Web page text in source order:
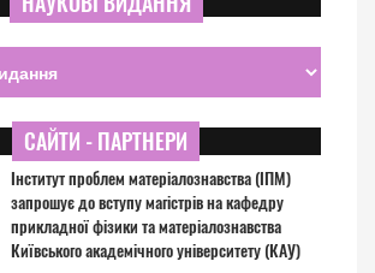
САЙТИ - ПАРТНЕРИ
Інститут проблем матеріалознавства (ІПМ)
запрошує до вступу магістрів на кафедру
прикладної фізики та матеріалознавства
Київського академічного університету (КАУ)